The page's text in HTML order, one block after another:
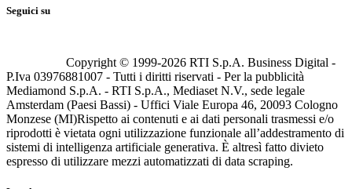
Seguici su
Copyright © 1999-2026 RTI S.p.A. Business Digital -
P.Iva 03976881007 - Tutti i diritti riservati - Per la pubblicità
Mediamond S.p.A. - RTI S.p.A., Mediaset N.V., sede legale
Amsterdam (Paesi Bassi) - Uffici Viale Europa 46, 20093 Cologno
Monzese (MI)Rispetto ai contenuti e ai dati personali trasmessi e/o
riprodotti è vietata ogni utilizzazione funzionale all’addestramento di
sistemi di intelligenza artificiale generativa. È altresì fatto divieto
espresso di utilizzare mezzi automatizzati di data scraping.